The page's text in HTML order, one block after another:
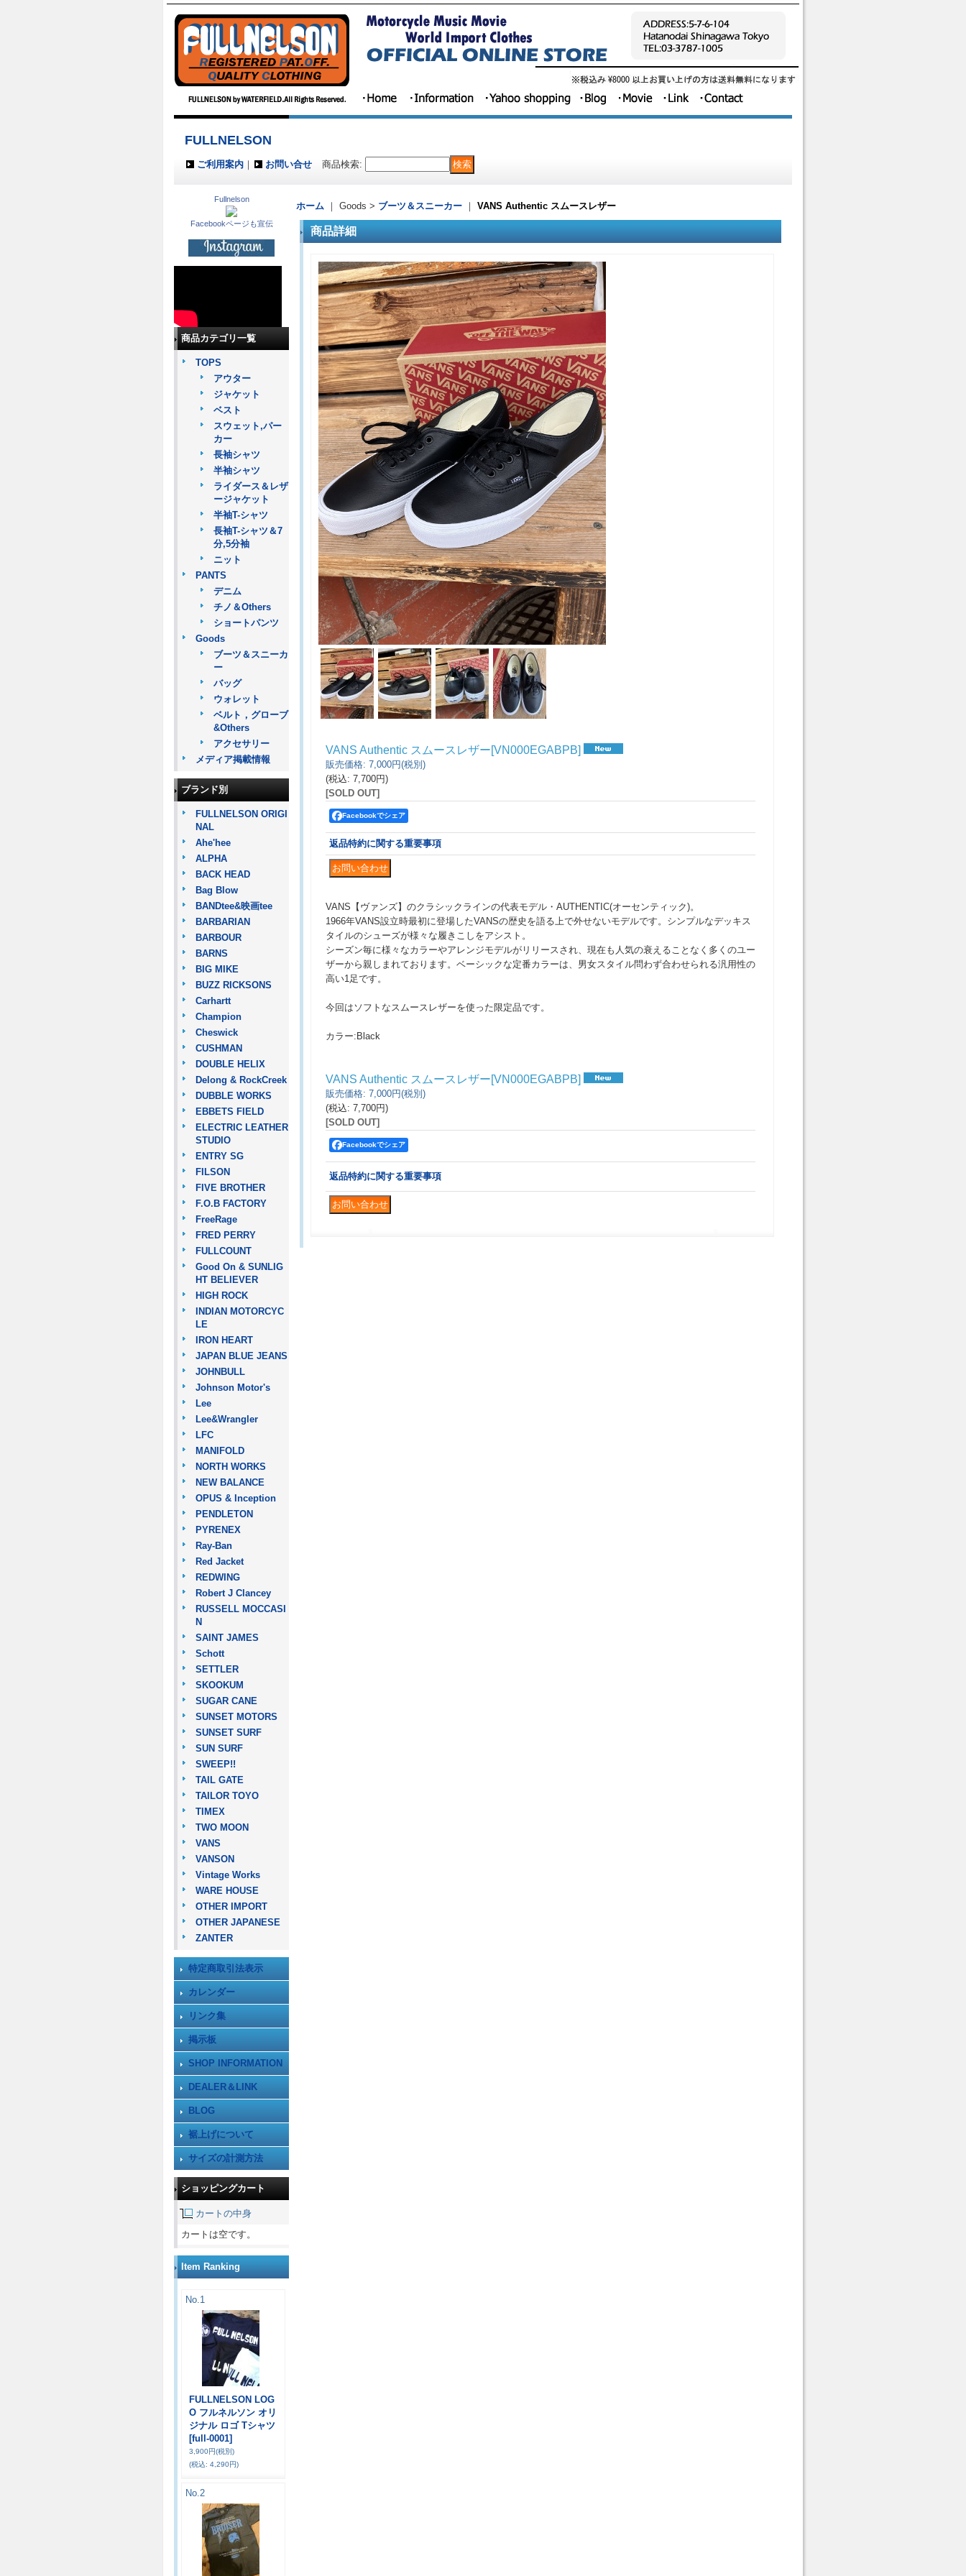
FULLNELSON
ご利用案内 ｜ お問い合せ 商品検索:
Fullnelson
Facebookページも宣伝
商品カテゴリ一覧
TOPS
アウター
ジャケット
ベスト
スウェット,パー
カー
長袖シャツ
半袖シャツ
ライダース＆レザ
ージャケット
半袖T-シャツ
長袖T-シャツ＆7
分,5分袖
ニット
PANTS
デニム
チノ＆Others
ショートパンツ
Goods
ブーツ＆スニーカ
ー
バッグ
ウォレット
ベルト，グローブ
&Others
アクセサリー
メディア掲載情報
ブランド別
FULLNELSON ORIGI
NAL
Ahe'hee
ALPHA
BACK HEAD
Bag Blow
BANDtee&映画tee
BARBARIAN
BARBOUR
BARNS
BIG MIKE
BUZZ RICKSONS
Carhartt
Champion
Cheswick
CUSHMAN
DOUBLE HELIX
Delong & RockCreek
DUBBLE WORKS
EBBETS FIELD
ELECTRIC LEATHER
STUDIO
ENTRY SG
FILSON
FIVE BROTHER
F.O.B FACTORY
FreeRage
FRED PERRY
FULLCOUNT
Good On & SUNLIG
HT BELIEVER
HIGH ROCK
INDIAN MOTORCYC
LE
IRON HEART
JAPAN BLUE JEANS
JOHNBULL
Johnson Motor's
Lee
Lee&Wrangler
LFC
MANIFOLD
NORTH WORKS
NEW BALANCE
OPUS & Inception
PENDLETON
PYRENEX
Ray-Ban
Red Jacket
REDWING
Robert J Clancey
RUSSELL MOCCASI
N
SAINT JAMES
Schott
SETTLER
SKOOKUM
SUGAR CANE
SUNSET MOTORS
SUNSET SURF
SUN SURF
SWEEP!!
TAIL GATE
TAILOR TOYO
TIMEX
TWO MOON
VANS
VANSON
Vintage Works
WARE HOUSE
OTHER IMPORT
OTHER JAPANESE
ZANTER
特定商取引法表示
カレンダー
リンク集
掲示板
SHOP INFORMATION
DEALER＆LINK
BLOG
裾上げについて
サイズの計測方法
ショッピングカート
カートの中身
カートは空です。
Item Ranking
No.1
FULLNELSON LOG
O フルネルソン オリ
ジナル ロゴ Tシャツ
[full-0001]
3,900円(税別)
(税込: 4,290円)
No.2
ホーム ｜ Goods > ブーツ＆スニーカー ｜ VANS Authentic スムースレザー
商品詳細
VANS Authentic スムースレザー[VN000EGABPB]
販売価格: 7,000円(税別)
(税込: 7,700円)
[SOLD OUT]
Facebookでシェア
返品特約に関する重要事項
VANS【ヴァンズ】のクラシックラインの代表モデル・AUTHENTIC(オーセンティック)。
1966年VANS設立時最初に登場したVANSの歴史を語る上で外せないモデルです。シンプルなデッキス
タイルのシューズが様々な履きこしをアシスト。
シーズン毎に様々なカラーやアレンジモデルがリリースされ、現在も人気の衰えることなく多くのユー
ザーから親しまれております。ベーシックな定番カラーは、男女スタイル問わず合わせられる汎用性の
高い1足です。
今回はソフトなスムースレザーを使った限定品です。
カラー:Black
VANS Authentic スムースレザー[VN000EGABPB]
販売価格: 7,000円(税別)
(税込: 7,700円)
[SOLD OUT]
Facebookでシェア
返品特約に関する重要事項